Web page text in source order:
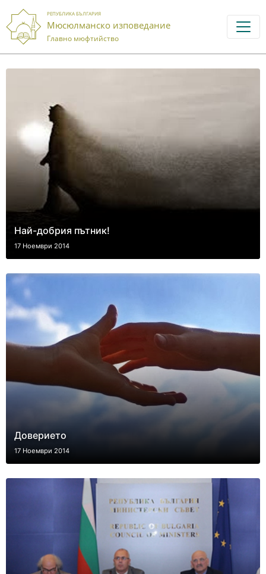
РЕПУБЛИКА БЪЛГАРИЯ
Мюсюлманско изповедание
Главно мюфтийство
Най-добрия пътник!
17 Ноември 2014
Доверието
17 Ноември 2014